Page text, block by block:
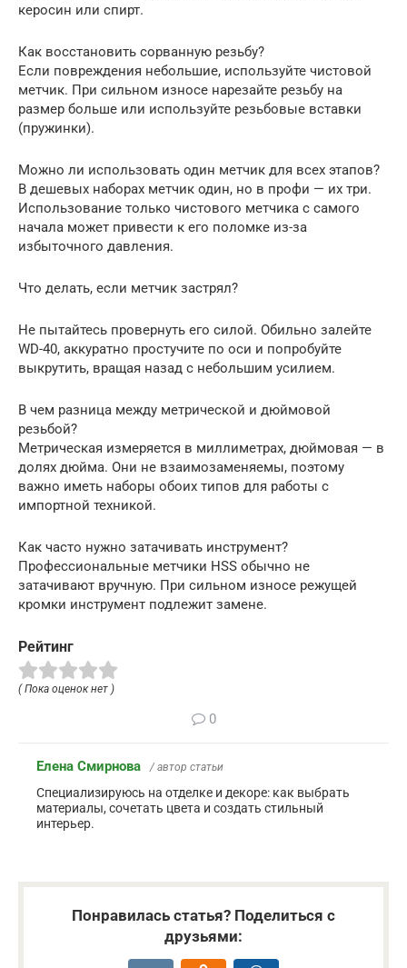
керосин или спирт.
Как восстановить сорванную резьбу?
Если повреждения небольшие, используйте чистовой
метчик. При сильном износе нарезайте резьбу на
размер больше или используйте резьбовые вставки
(пружинки).
Можно ли использовать один метчик для всех этапов?
В дешевых наборах метчик один, но в профи — их три.
Использование только чистового метчика с самого
начала может привести к его поломке из-за
избыточного давления.
Что делать, если метчик застрял?
Не пытайтесь провернуть его силой. Обильно залейте
WD-40, аккуратно простучите по оси и попробуйте
выкрутить, вращая назад с небольшим усилием.
В чем разница между метрической и дюймовой
резьбой?
Метрическая измеряется в миллиметрах, дюймовая — в
долях дюйма. Они не взаимозаменяемы, поэтому
важно иметь наборы обоих типов для работы с
импортной техникой.
Как часто нужно затачивать инструмент?
Профессиональные метчики HSS обычно не
затачивают вручную. При сильном износе режущей
кромки инструмент подлежит замене.
Рейтинг
( Пока оценок нет )
0
Елена Смирнова / автор статьи
Специализируюсь на отделке и декоре: как выбрать
материалы, сочетать цвета и создать стильный
интерьер.
Понравилась статья? Поделиться с
друзьями: